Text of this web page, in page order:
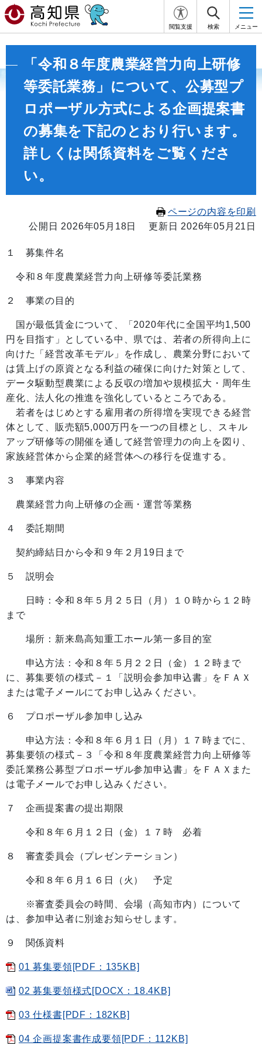
閲覧支援 検索 メニュー
「令和８年度農業経営力向上研修
等委託業務」について、公募型プ
ロポーザル方式による企画提案書
の募集を下記のとおり行います。
詳しくは関係資料をご覧くださ
い。
ページの内容を印刷
公開日 2026年05月18日
更新日 2026年05月21日
１ 募集件名
令和８年度農業経営力向上研修等委託業務
２ 事業の目的
国が最低賃金について、「2020年代に全国平均1,500
円を目指す」としている中、県では、若者の所得向上に
向けた「経営改革モデル」を作成し、農業分野において
は賃上げの原資となる利益の確保に向けた対策として、
データ駆動型農業による反収の増加や規模拡大・周年生
産化、法人化の推進を強化しているところである。
若者をはじめとする雇用者の所得増を実現できる経営
体として、販売額5,000万円を一つの目標とし、スキル
アップ研修等の開催を通して経営管理力の向上を図り、
家族経営体から企業的経営体への移行を促進する。
３ 事業内容
農業経営力向上研修の企画・運営等業務
４ 委託期間
契約締結日から令和９年２月19日まで
５ 説明会
日時：令和８年５月２５日（月）１０時から１２時
まで
場所：新来島高知重工ホール第一多目的室
申込方法：令和８年５月２２日（金）１２時まで
に、募集要領の様式－１「説明会参加申込書」をＦＡＸ
または電子メールにてお申し込みください。
６ プロポーザル参加申し込み
申込方法：令和８年６月１日（月）１７時までに、
募集要領の様式－３「令和８年度農業経営力向上研修等
委託業務公募型プロポーザル参加申込書」をＦＡＸまた
は電子メールでお申し込みください。
７ 企画提案書の提出期限
令和８年６月１２日（金）１７時 必着
８ 審査委員会（プレゼンテーション）
令和８年６月１６日（火） 予定
※審査委員会の時間、会場（高知市内）について
は、参加申込者に別途お知らせします。
９ 関係資料
01 募集要領[PDF：135KB]
02 募集要領様式[DOCX：18.4KB]
03 仕様書[PDF：182KB]
04 企画提案書作成要領[PDF：112KB]